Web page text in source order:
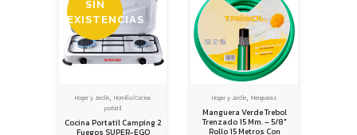
SIN
EXISTENCIAS
Hogar y Jardín, Hornillo/Cocina
portátil
Cocina Portatil Camping 2
Fuegos SUPER-EGO
Hogar y Jardín, Mangueras
Manguera Verde Trebol
Trenzado 15 Mm. – 5/8″
Rollo 15 Metros Con